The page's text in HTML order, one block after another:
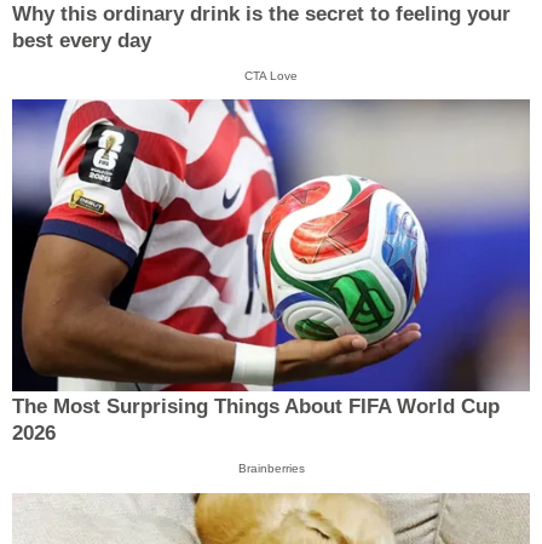
Why this ordinary drink is the secret to feeling your
best every day
CTA Love
The Most Surprising Things About FIFA World Cup
2026
Brainberries